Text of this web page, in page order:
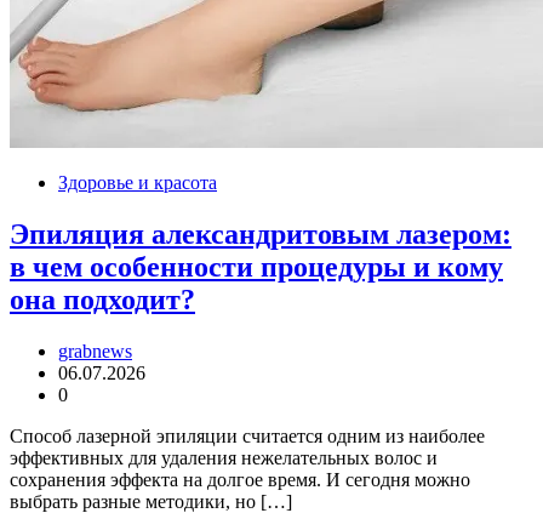
Здоровье и красота
Эпиляция александритовым лазером:
в чем особенности процедуры и кому
она подходит?
grabnews
06.07.2026
0
Способ лазерной эпиляции считается одним из наиболее
эффективных для удаления нежелательных волос и
сохранения эффекта на долгое время. И сегодня можно
выбрать разные методики, но […]